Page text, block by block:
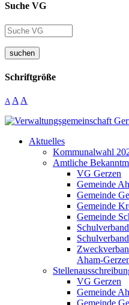
Suche VG
suchen
Schriftgröße
A A A
Aktuelles
Kommunalwahl
Amtliche
VG Gerzen
Gemeinde
Gemeinde
Gemeinde
Gemeinde
Aham-
VG Gerzen
Gemeinde
Gemeinde